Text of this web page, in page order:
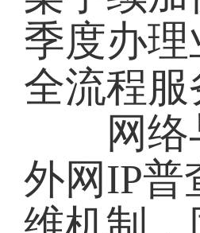
季度办
全流程
网络与
外网IP普